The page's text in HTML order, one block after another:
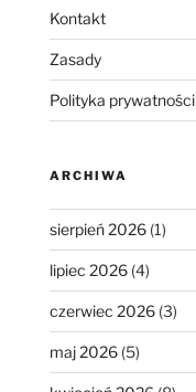
Kontakt
Zasady
Polityka prywatności
ARCHIWA
sierpień 2026(1)
lipiec 2026(4)
czerwiec 2026(3)
maj 2026(5)